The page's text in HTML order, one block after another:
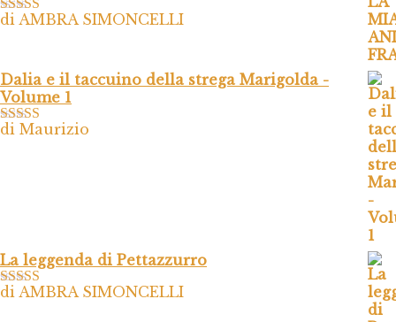
Valutato5su
di AMBRA SIMONCELLI
Dalia e il taccuino della strega Marigolda -
Volume 1
Valutato4
di Maurizio
La leggenda di Pettazzurro
Valutato5su
di AMBRA SIMONCELLI